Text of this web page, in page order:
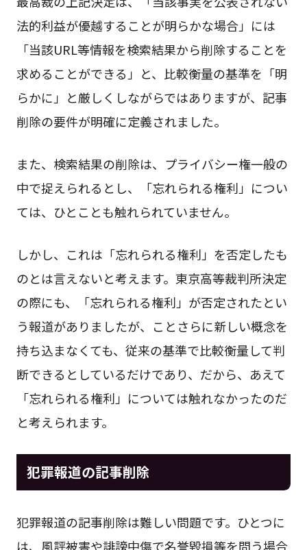
法的利益が優越することが明らかな場合」には
「当該URL等情報を検索結果から削除することを
求めることができる」と、比較衡量の基準を「明
らかに」と厳しくしながらではありますが、記事
削除の要件が明確に定義されました。
また、検索結果の削除は、プライバシー権一般の
中で捉えられるとし、「忘れられる権利」につい
ては、ひとことも触れられていません。
しかし、これは「忘れられる権利」を否定したも
のとは言えないと考えます。東京高等裁判所決定
の際にも、「忘れられる権利」が否定されたとい
う報道がありましたが、ことさらに新しい概念を
持ち込まなくても、従来の基準で比較衡量して判
断できるとしているだけであり、だから、あえて
「忘れられる権利」については触れなかったのだ
と考えられます。
犯罪報道の記事削除
犯罪報道の記事削除は難しい問題です。ひとつに
は、風評被害や誹謗中傷で名誉毀損等を問う場合